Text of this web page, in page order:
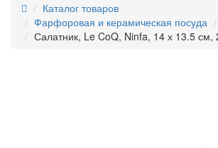
Каталог товаров
Фарфоровая и керамическая посуда
Салатник, Le CoQ, Ninfa, 14 х 13.5 см,